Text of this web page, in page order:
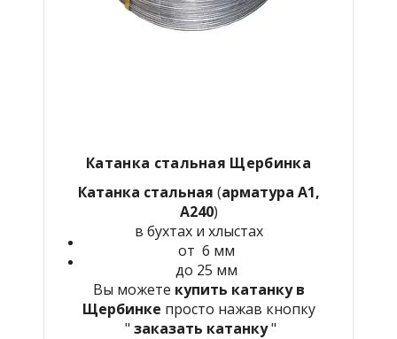
Катанка стальная Щербинка
Катанка стальная (арматура А1,
А240)
в бухтах и хлыстах
от 6 мм
до 25 мм
Вы можете купить катанку в
Щербинке просто нажав кнопку
" заказать катанку"